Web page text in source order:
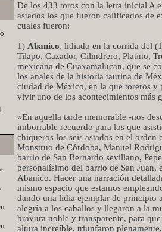
De los 433 toros con la letra inicial A
astados los que fueron calificados de
cuales fueron:
1) Abanico, lidiado en la corrida del
Tilapo, Cazador, Cilindrero, Platino,
mexicana de Cuaxamalucan, que se
los anales de la historia taurina de
ciudad de México, en la que toreros
vivir uno de los acontecimientos más
«En aquella tarde memorable -nos
imborrable recuerdo para los que
chiqueros los seis astados en el
Monstruo de Córdoba, Manuel
barrio de San Bernardo sevillano,
personalísimo del barrio de San
Abanico. Hacer una narración
mismo espacio que estamos
dando una lidia ejemplar de principio
alegría a los caballos y llegaron a la
bravura noble y transparente, para
altura increíble, triunfaron plenamente.